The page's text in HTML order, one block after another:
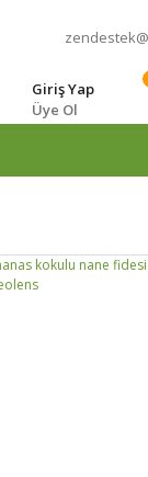
Giriş Yap
Üye Ol